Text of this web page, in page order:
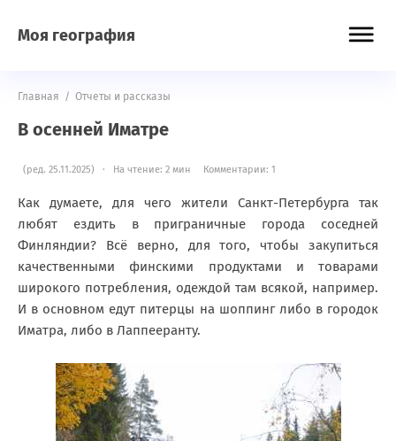
Моя география
Главная / Отчеты и рассказы
В осенней Иматре
(ред. 25.11.2025) · На чтение: 2 мин Комментарии: 1
Как думаете, для чего жители Санкт-Петербурга так
любят ездить в приграничные города соседней
Финляндии? Всё верно, для того, чтобы закупиться
качественными финскими продуктами и товарами
широкого потребления, одеждой там всякой, например.
И в основном едут питерцы на шоппинг либо в городок
Иматра, либо в Лаппееранту.